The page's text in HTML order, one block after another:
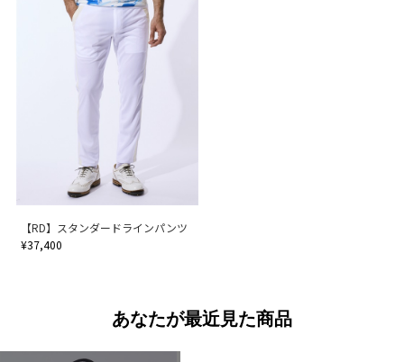
【RD】スタンダードラインパンツ
¥37,400
あなたが最近見た商品